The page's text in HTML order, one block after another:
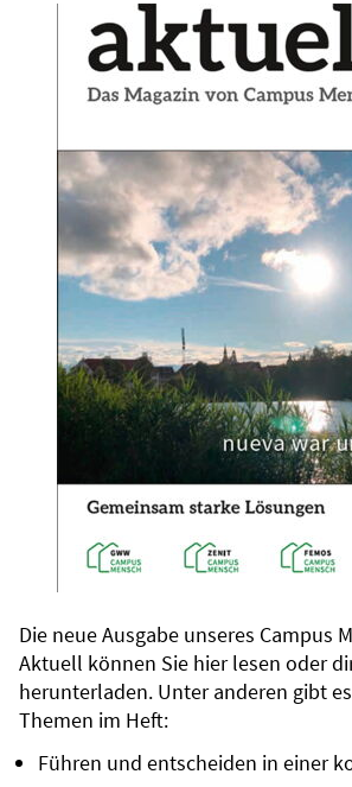
Die neue Ausgabe unseres Campus
Aktuell können Sie hier lesen oder
herunterladen. Unter anderen gibt
Themen im Heft:
Führen und entscheiden in einer